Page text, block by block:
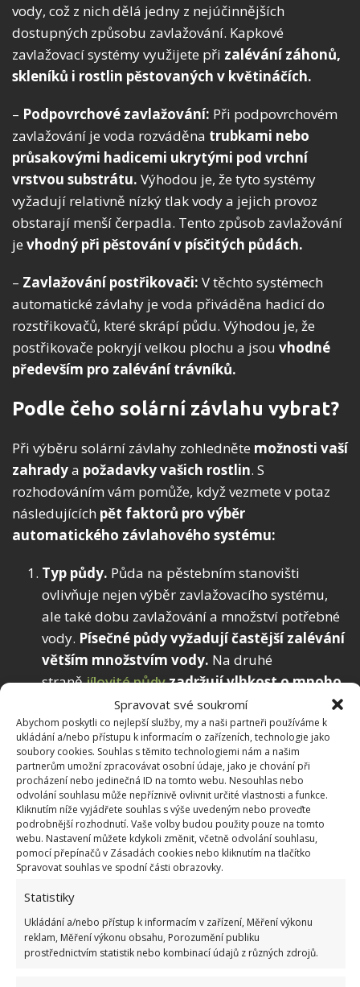
Spravovat své soukromí
Abychom poskytli co nejlepší služby, my a naši partneři používáme k
ukládání a/nebo přístupu k informacím o zařízeních, technologie jako
soubory cookies. Souhlas s těmito technologiemi nám a našim
partnerům umožní zpracovávat osobní údaje, jako je chování při
procházení nebo jedinečná ID na tomto webu. Nesouhlas nebo
odvolání souhlasu může nepříznivě ovlivnit určité vlastnosti a funkce.
Kliknutím níže vyjádřete souhlas s výše uvedeným nebo proveďte
podrobnější rozhodnutí. Vaše volby budou použity pouze na tomto
webu. Nastavení můžete kdykoli změnit, včetně odvolání souhlasu,
pomocí přepínačů v Zásadách cookies nebo kliknutím na tlačítko
Spravovat souhlas ve spodní části obrazovky.
Statistiky
Ukládání a/nebo přístup k informacím v zařízení, Měření výkonu
reklam, Měření výkonu obsahu, Porozumění publiku
prostřednictvím statistik nebo kombinací údajů z různých zdrojů.
vody, což z nich dělá jedny z nejúčinnějších
dostupných způsobu zavlažování. Kapkové
zavlažovací systémy využijete při zalévání záhonů,
skleníků i rostlin pěstovaných v květináčích.
– Podpovrchové zavlažování: Při podpovrchovém
zavlažování je voda rozváděna trubkami nebo
průsakovými hadicemi ukrytými pod vrchní
vrstvou substrátu. Výhodou je, že tyto systémy
vyžadují relativně nízký tlak vody a jejich provoz
obstarají menší čerpadla. Tento způsob zavlažování
je vhodný při pěstování v písčitých půdách.
– Zavlažování postřikovači: V těchto systémech
automatické závlahy je voda přiváděna hadicí do
rozstřikovačů, které skrápí půdu. Výhodou je, že
postřikovače pokryjí velkou plochu a jsou vhodné
především pro zalévání trávníků.
Podle čeho solární závlahu vybrat?
Při výběru solární závlahy zohledněte možnosti vaší
zahradya požadavky vašich rostlin. S
rozhodováním vám pomůže, když vezmete v potaz
následujících pět faktorů pro výběr
automatického závlahového systému:
Typ půdy. Půda na pěstebním stanovišti
ovlivňuje nejen výběr zavlažovacího systému,
ale také dobu zavlažování a množství potřebné
vody. Písečné půdy vyžadují častější zalévání
větším množstvím vody. Na druhé
stranějílovité půdyzadržují vlhkost o mnoho
déle, avšak mohou vyžadovat častější
zálivku,aby se zamezilo odplavování vody.
Sklon terénu.Zejména kopcovitý a svažitý
terén představuje při výběru závlahy
problém.Kapkovače fungují dobře, když je
povedete podél topografických linií,ale
možná bude nutná změna množství zálivky a
frekvence zavlažování, abyste zabránili odtoku
vsakovací a průsakové hadice.
Místní klimatické podmínky.V místech, kde
fouká často silný vítr, je problematické použití